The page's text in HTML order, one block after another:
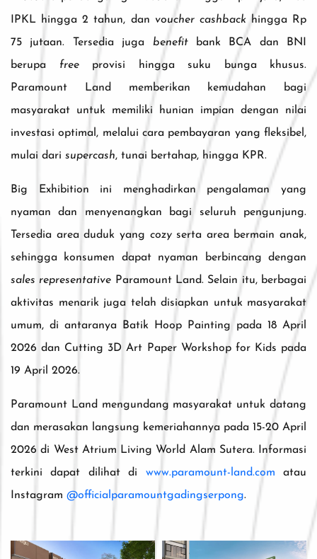
IPKL hingga 2 tahun, dan voucher cashback hingga Rp
75 jutaan. Tersedia juga benefit
bank BCA dan BNI
berupa free provisi hingga suku bunga khusus.
Paramount Land memberikan kemudahan bagi
masyarakat untuk memiliki hunian impian dengan nilai
investasi optimal, melalui cara pembayaran yang fleksibel,
mulai dari supercash, tunai bertahap, hingga KPR.
Big Exhibition ini menghadirkan pengalaman yang
nyaman dan menyenangkan bagi seluruh pengunjung.
Tersedia area duduk yang cozy serta area bermain anak,
sehingga konsumen dapat nyaman berbincang dengan
sales representative Paramount Land. Selain itu, berbagai
aktivitas menarik juga telah disiapkan untuk masyarakat
umum, di antaranya Batik Hoop Painting pada 18 April
2026 dan Cutting 3D Art Paper Workshop for Kids pada
19 April 2026.
Paramount Land mengundang masyarakat untuk datang
dan merasakan langsung kemeriahannya pada 15-20 April
2026 di West Atrium Living World Alam Sutera. Informasi
terkini dapat dilihat di www.paramount-land.com atau
Instagram @officialparamountgadingserpong.